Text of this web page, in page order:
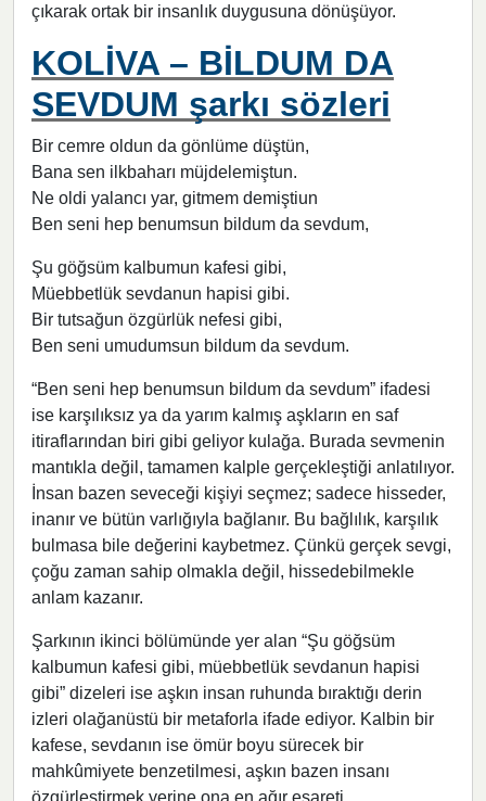
çıkarak ortak bir insanlık duygusuna dönüşüyor.
KOLİVA – BİLDUM DA
SEVDUM şarkı sözleri
Bir cemre oldun da gönlüme düştün,
Bana sen ilkbaharı müjdelemiştun.
Ne oldi yalancı yar, gitmem demiştiun
Ben seni hep benumsun bildum da sevdum,
Şu göğsüm kalbumun kafesi gibi,
Müebbetlük sevdanun hapisi gibi.
Bir tutsağun özgürlük nefesi gibi,
Ben seni umudumsun bildum da sevdum.
“Ben seni hep benumsun bildum da sevdum” ifadesi
ise karşılıksız ya da yarım kalmış aşkların en saf
itiraflarından biri gibi geliyor kulağa. Burada sevmenin
mantıkla değil, tamamen kalple gerçekleştiği anlatılıyor.
İnsan bazen seveceği kişiyi seçmez; sadece hisseder,
inanır ve bütün varlığıyla bağlanır. Bu bağlılık, karşılık
bulmasa bile değerini kaybetmez. Çünkü gerçek sevgi,
çoğu zaman sahip olmakla değil, hissedebilmekle
anlam kazanır.
Şarkının ikinci bölümünde yer alan “Şu göğsüm
kalbumun kafesi gibi, müebbetlük sevdanun hapisi
gibi” dizeleri ise aşkın insan ruhunda bıraktığı derin
izleri olağanüstü bir metaforla ifade ediyor. Kalbin bir
kafese, sevdanın ise ömür boyu sürecek bir
mahkûmiyete benzetilmesi, aşkın bazen insanı
özgürleştirmek yerine ona en ağır esareti